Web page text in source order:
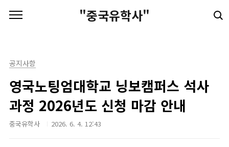
"중국유학사"
공지사항
영국노팅엄대학교 닝보캠퍼스 석사
과정 2026년도 신청 마감 안내
중국유학사 2026. 6. 4. 12:43